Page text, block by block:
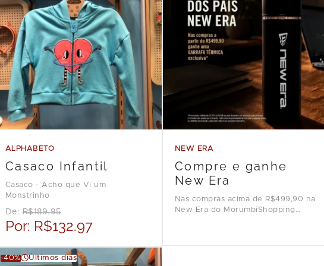
ALPHABETO
Casaco Infantil
Casaco - Acho que Vi um
Monstrinho
De: R$189.95
Por: R$132.97
NEW ERA
Compre e ganhe
New Era
Nas compras acima de R$499,90 na
New Era do MorumbiShopping
-40% Últimos dias